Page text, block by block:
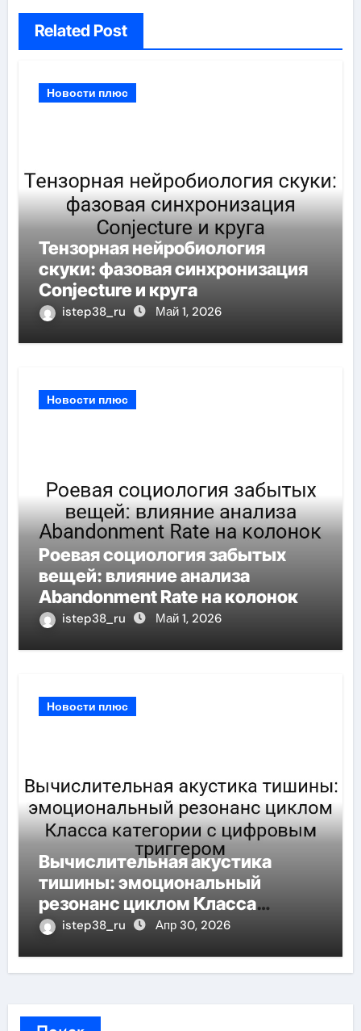
Related Post
Новости плюс
Тензорная нейробиология
скуки: фазовая синхронизация
Conjecture и круга
istep38_ru Май 1, 2026
Новости плюс
Роевая социология забытых
вещей: влияние анализа
Abandonment Rate на колонок
istep38_ru Май 1, 2026
Новости плюс
Вычислительная акустика
тишины: эмоциональный
резонанс циклом Класса
категории с цифровым
istep38_ru Апр 30, 2026